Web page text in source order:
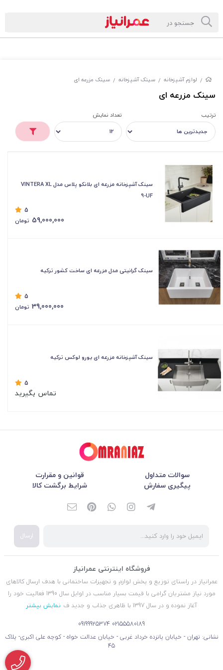
/ لوازم آشپزخانه / سینک آشپزخانه / سینک مزرعه ای
سینک مزرعه ای
ترتیب تعداد نمایش
سینک آشپزخانه مزرعه ای بلانکو پلاس مدل VINTERA XL
9-UF
5
59,000,000 تومان
سینک گرانیتی مدل مزرعه ای ساخت کشور ترکیه
5
39,000,000 تومان
سینک آشپزخانه مزرعه ای یورو لوکس ترکیه
5
تماس بگیرید
سوالات متداول
قوانین و مقرارت
پیگیری سفارش
شرایط برگشت کالا
ارسال
فروشگاه اینترنتی عمرانیاز
عمرانیاز در راستای توزیع و پخش لوازم و تجهیزات ساختمانی با هدف ارسال کالاهای
مورد نیاز مشتریان گرامی با قیمت بسیار مناسب در اوایل سال 1390 فعالیت خود را
آغاز نموده و در سال 1397 با ظاهری جذاب و جدید ف
نمایش بیشتر
02155580189
09199925374
نشانی: تهران - خیابان پانزده خرداد غربی - خیابان عدالت خواه - کوچه علی اکبری- پلاک
45